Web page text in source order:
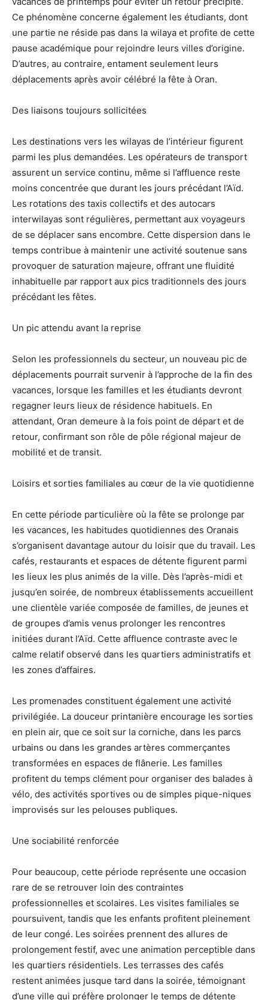
Ce phénomène concerne également les étudiants, dont
une partie ne réside pas dans la wilaya et profite de cette
pause académique pour rejoindre leurs villes d’origine.
D’autres, au contraire, entament seulement leurs
déplacements après avoir célébré la fête à Oran.
Des liaisons toujours sollicitées
Les destinations vers les wilayas de l’intérieur figurent
parmi les plus demandées. Les opérateurs de transport
assurent un service continu, même si l’affluence reste
moins concentrée que durant les jours précédant l’Aïd.
Les rotations des taxis collectifs et des autocars
interwilayas sont régulières, permettant aux voyageurs
de se déplacer sans encombre. Cette dispersion dans le
temps contribue à maintenir une activité soutenue sans
provoquer de saturation majeure, offrant une fluidité
inhabituelle par rapport aux pics traditionnels des jours
précédant les fêtes.
Un pic attendu avant la reprise
Selon les professionnels du secteur, un nouveau pic de
déplacements pourrait survenir à l’approche de la fin des
vacances, lorsque les familles et les étudiants devront
regagner leurs lieux de résidence habituels. En
attendant, Oran demeure à la fois point de départ et de
retour, confirmant son rôle de pôle régional majeur de
mobilité et de transit.
Loisirs et sorties familiales au cœur de la vie quotidienne
En cette période particulière où la fête se prolonge par
les vacances, les habitudes quotidiennes des Oranais
s’organisent davantage autour du loisir que du travail. Les
cafés, restaurants et espaces de détente figurent parmi
les lieux les plus animés de la ville. Dès l’après-midi et
jusqu’en soirée, de nombreux établissements accueillent
une clientèle variée composée de familles, de jeunes et
de groupes d’amis venus prolonger les rencontres
initiées durant l’Aïd. Cette affluence contraste avec le
calme relatif observé dans les quartiers administratifs et
les zones d’affaires.
Les promenades constituent également une activité
privilégiée. La douceur printanière encourage les sorties
en plein air, que ce soit sur la corniche, dans les parcs
urbains ou dans les grandes artères commerçantes
transformées en espaces de flânerie. Les familles
profitent du temps clément pour organiser des balades à
vélo, des activités sportives ou de simples pique-niques
improvisés sur les pelouses publiques.
Une sociabilité renforcée
Pour beaucoup, cette période représente une occasion
rare de se retrouver loin des contraintes
professionnelles et scolaires. Les visites familiales se
poursuivent, tandis que les enfants profitent pleinement
de leur congé. Les soirées prennent des allures de
prolongement festif, avec une animation perceptible dans
les quartiers résidentiels. Les terrasses des cafés
restent animées jusque tard dans la soirée, témoignant
d’une ville qui préfère prolonger le temps de détente